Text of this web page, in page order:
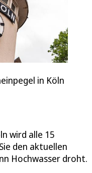
in Köln
wird alle 15
den aktuellen
Hochwasser droht.